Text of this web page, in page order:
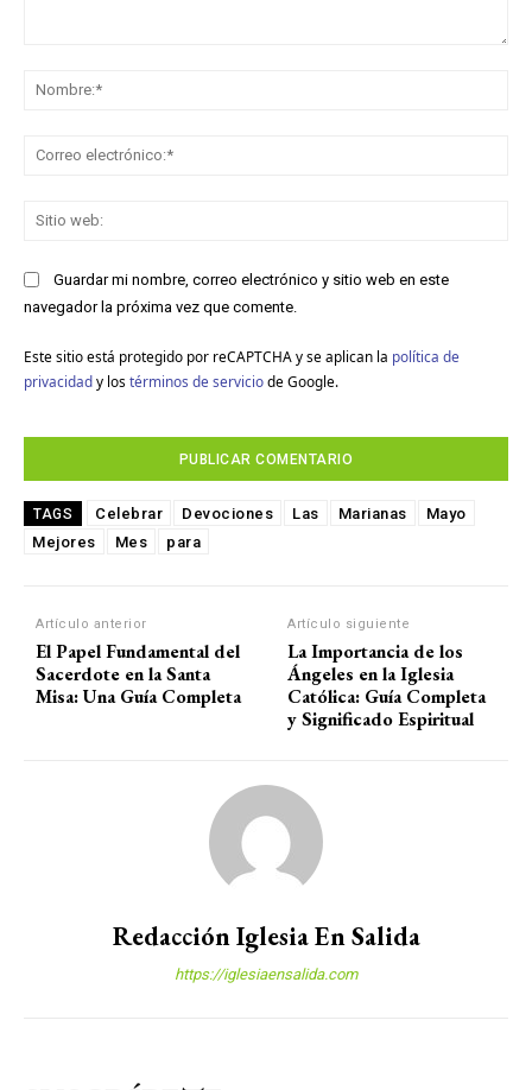
Guardar mi nombre, correo electrónico y sitio web en este
navegador la próxima vez que comente.
Este sitio está protegido por reCAPTCHA y se aplican la política de
privacidady los términos de serviciode Google.
TAGS Celebrar Devociones Las Marianas
Mayo
Mejores
Mes para
Artículo anterior
El Papel Fundamental del
Sacerdote en la Santa
Misa: Una Guía Completa
Artículo siguiente
La Importancia de los
Ángeles en la Iglesia
Católica: Guía Completa
y Significado Espiritual
Redacción Iglesia En Salida
https://iglesiaensalida.com